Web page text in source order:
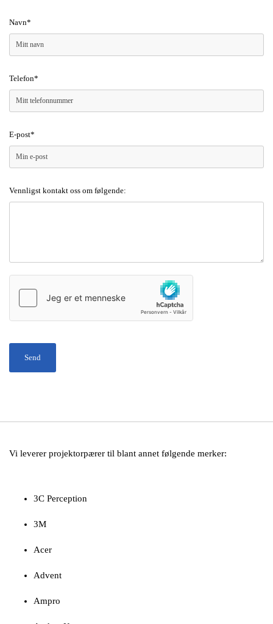
Navn*
Telefon*
E-post*
Vennligst kontakt oss om følgende:
Vi leverer projektorpærer til blant annet følgende merker:
3C Perception
3M
Acer
Advent
Ampro